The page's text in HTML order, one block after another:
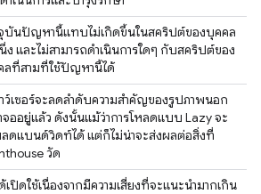
บันปัญหานี้แทบไม่เกิดขึ้นในสคริปต์ของบุคคล
และไม่สามารถดำเนินการใดๆ กับสคริปต์ของ
ลที่สามที่ใช้ปัญหานี้ได้
ว์เซอร์จะลดลำดับความสำคัญของรูปภาพนอก
ออยู่แล้ว ดังนั้นแม้ว่าการโหลดแบบ Lazy จะ
ดแบนด์วิดท์ได้ แต่ก็ไม่น่าจะส่งผลต่อสิ่งที่
วัด
เปิดใช้เนื่องจากมีความเสี่ยงที่จะแนะนำมากเกิน